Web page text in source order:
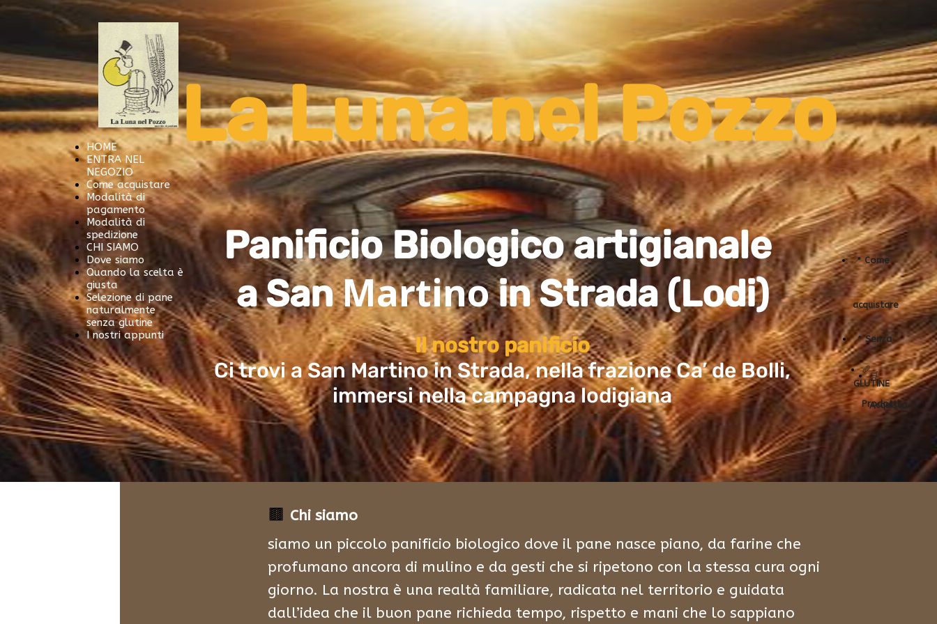
LaLuna nel Pozzo
HOME
ENTRA NEL
NEGOZIO
Come acquistare
Modalità di
pagamento
Modalità di
spedizione
CHI SIAMO
Dove siamo
Quando la scelta è
giusta
Selezione di pane
naturalmente
senza glutine
I nostri appunti
Panificio Biologico artigianale
aSanMartinoin Strada (Lodi)
Il nostro panificio
Ci trovi a San Martino in Strada, nella frazione Ca’ de Bolli,
immersi nella campagna lodigiana
📍 Come
acquistare
📍Senza
GLUTINE
🥖
Prodotti
🛒
Acquista
🟫 Chi siamo
siamo un piccolo panificio biologico dove il pane nasce piano, da farine che
profumano ancora di mulino e da gesti che si ripetono con la stessa cura ogni
giorno. La nostra è una realtà familiare, radicata nel territorio e guidata
dall’idea che il buon pane richieda tempo, rispetto e mani che lo sappiano